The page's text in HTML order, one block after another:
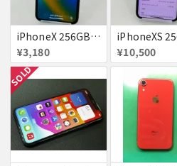
iPhoneX 256GB 赤ロム au ジャンク スペースグレイ A1902 送料無料
¥3,180
¥10,500
SOLD